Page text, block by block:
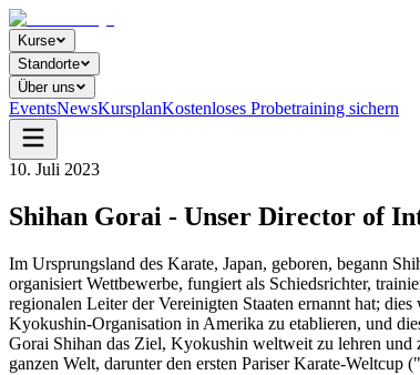
Kurse
Standorte
Über uns
EventsNewsKursplanKostenloses Probetraining sichern
10. Juli 2023
Shihan Gorai - Unser Director of
Im Ursprungsland des Karate, Japan, geboren, begann
organisiert Wettbewerbe, fungiert als Schiedsrichter,
regionalen Leiter der Vereinigten Staaten ernannt hat;
Kyokushin-Organisation in Amerika zu etablieren, und
Gorai Shihan das Ziel, Kyokushin weltweit zu lehren und
ganzen Welt, darunter den ersten Pariser Karate-